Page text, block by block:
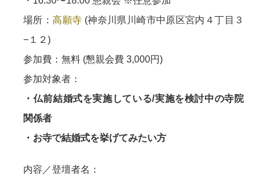
場所：高願寺 (神奈川県川崎市中原区宮内４丁目３
−１２)
参加費：無料 (懇親会費 3,000円)
参加対象者：
・仏前結婚式を実施している/実施を検討中の寺院
関係者
・お寺で結婚式を挙げてみたい方
内容／登壇者名：